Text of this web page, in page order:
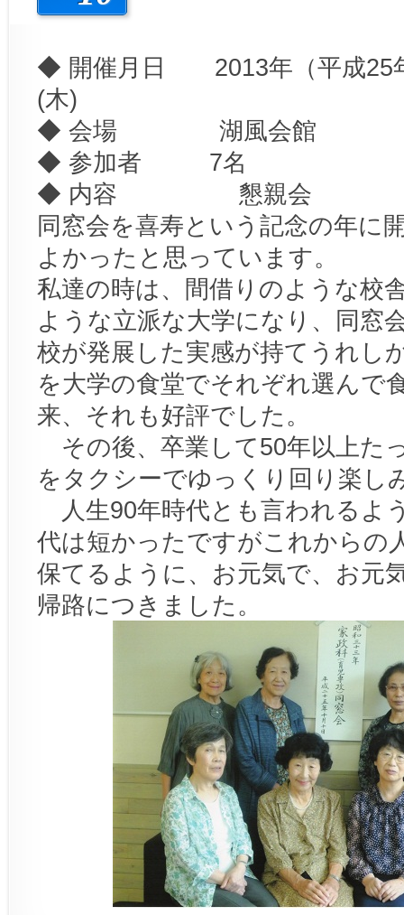
◆ 開催月日 2013年（平成25
(木)
◆ 会場 湖風会館
◆ 参加者 7名
◆ 内容 懇親会
同窓会を喜寿という記念の年に
よかったと思っています。
私達の時は、間借りのような校
ような立派な大学になり、同窓
校が発展した実感が持てうれし
を大学の食堂でそれぞれ選んで
来、それも好評でした。
その後、卒業して50年以上た
をタクシーでゆっくり回り楽し
人生90年時代とも言われるよ
代は短かったですがこれからの
保てるように、お元気で、お元
帰路につきました。